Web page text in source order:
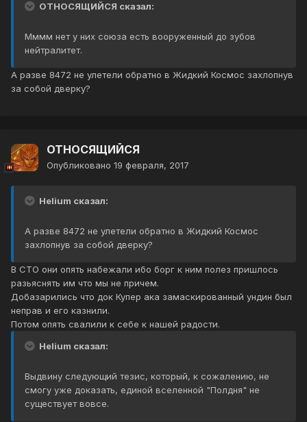
ОТНОСЯЩИЙСЯ сказал:
Мммм нет у них союза есть вооруженный до зубов
нейтралитет.
А разве 8472 не улетели обратно в Жидкий Космос захлопнув
за собой дверку?
ОТНОСЯЩИЙСЯ
Опубликовано 19 февраля, 2017
Helium сказал:
А разве 8472 не улетели обратно в Жидкий Космос
захлопнув за собой дверку?
В СТО они опять набежали ибо борг к ним полез пришлось
разьяснять им что мы не причем.
Добазарились что док Купер ака замаскированный ундин был
неправ и его казнили.
Потом опять свалили к себе к нашей радости.
Helium сказал:
Выдвину следующий тезис, который, к сожалению, не
смогу уже доказать, единой вселенной "Полдня" не
существует вовсе.